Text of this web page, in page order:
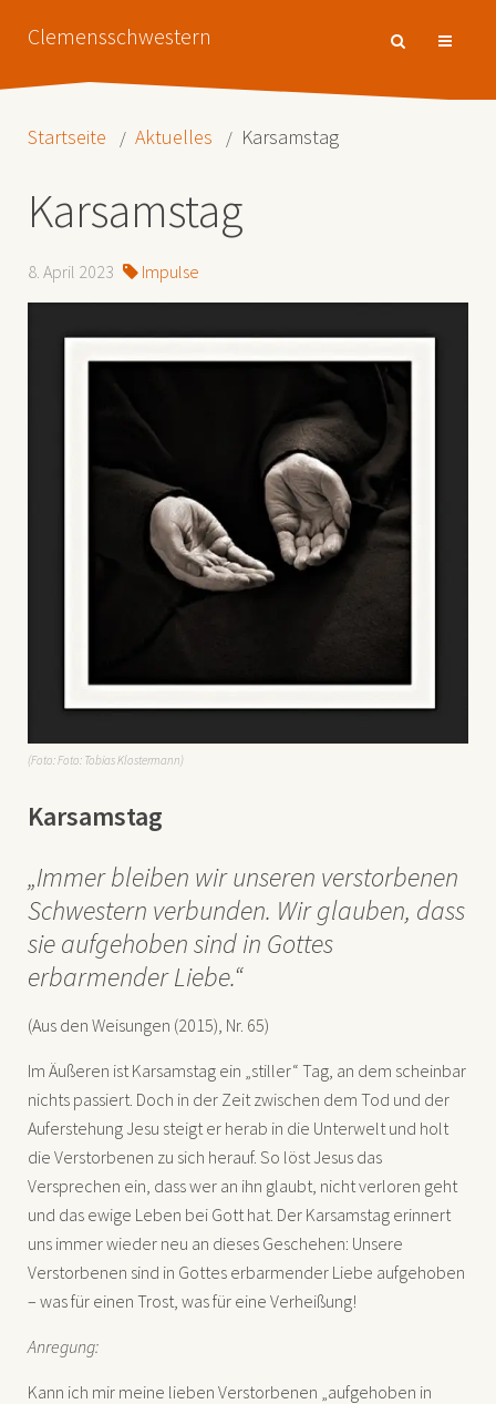
Clemensschwestern
Startseite Aktuelles Karsamstag
Karsamstag
8. April 2023 Impulse
(Foto: Foto: Tobias Klostermann)
Karsamstag
„Immer bleiben wir unseren verstorbenen
Schwestern verbunden. Wir glauben, dass
sie aufgehoben sind in Gottes
erbarmender Liebe.“
(Aus den Weisungen (2015), Nr. 65)
Im Äußeren ist Karsamstag ein „stiller“ Tag, an dem scheinbar
nichts passiert. Doch in der Zeit zwischen dem Tod und der
Auferstehung Jesu steigt er herab in die Unterwelt und holt
die Verstorbenen zu sich herauf. So löst Jesus das
Versprechen ein, dass wer an ihn glaubt, nicht verloren geht
und das ewige Leben bei Gott hat. Der Karsamstag erinnert
uns immer wieder neu an dieses Geschehen: Unsere
Verstorbenen sind in Gottes erbarmender Liebe aufgehoben
– was für einen Trost, was für eine Verheißung!
Anregung:
Kann ich mir meine lieben Verstorbenen „aufgehoben in